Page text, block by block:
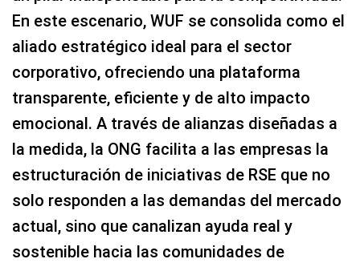
En este escenario, WUF se consolida como el
aliado estratégico ideal para el sector
corporativo, ofreciendo una plataforma
transparente, eficiente y de alto impacto
emocional. A través de alianzas diseñadas a
la medida, la ONG facilita a las empresas la
estructuración de iniciativas de RSE que no
solo responden a las demandas del mercado
actual, sino que canalizan ayuda real y
sostenible hacia las comunidades de